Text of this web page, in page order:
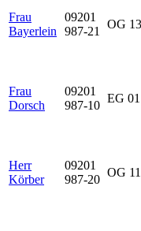
Frau
Bayerlein
09201
987-21
OG 13
Frau
Dorsch
09201
987-10
EG 01
Herr
Körber
09201
987-20
OG 11